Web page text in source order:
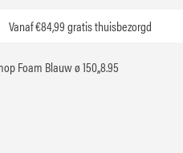
Vanaf €84,99 gratis thuisbezorgd
Foam Blauw ø 150,,8.95